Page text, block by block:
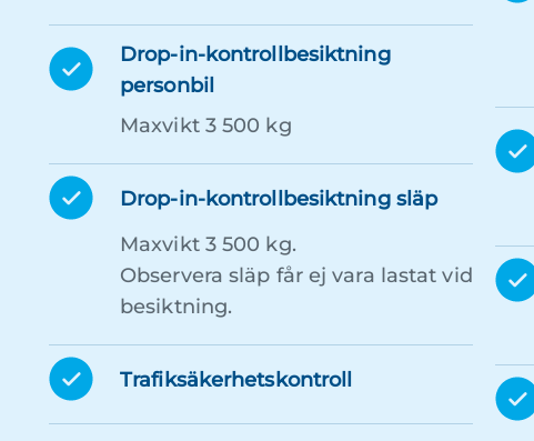
Drop-in-kontrollbesiktning
personbil
Maxvikt 3 500 kg
Drop-in-kontrollbesiktning släp
Maxvikt 3 500 kg.
Observera släp får ej vara lastat vid
besiktning.
Trafiksäkerhetskontroll